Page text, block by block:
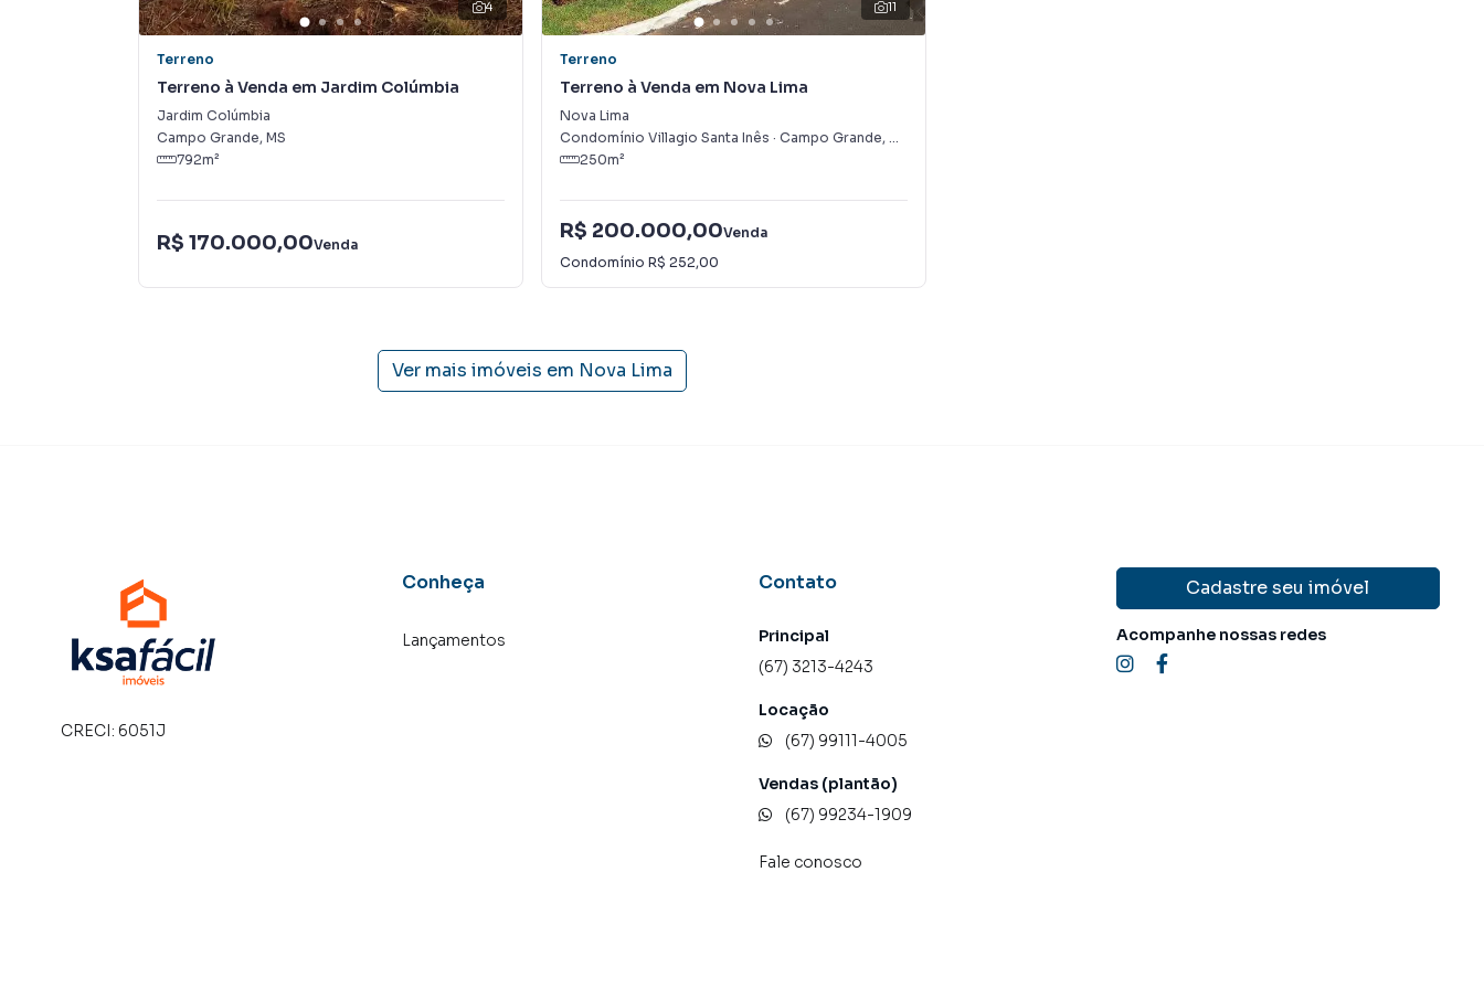
4
Terreno
Terreno à Venda em Jardim Colúmbia
Jardim Colúmbia
Campo Grande, MS
792m²
R$ 170.000,00Venda
11
Terreno
Terreno à Venda em Nova Lima
Nova Lima
Condomínio Villagio Santa Inês · Campo Grande, MS
250m²
R$ 200.000,00Venda
Condomínio R$ 252,00
Ver mais imóveis em Nova Lima
CRECI: 6051J
Conheça
Lançamentos
Contato
Principal
(67) 3213-4243
Locação
(67) 99111-4005
Vendas (plantão)
(67) 99234-1909
Fale conosco
Cadastre seu imóvel
Acompanhe nossas redes